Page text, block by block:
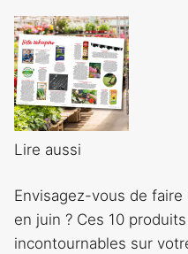
Lire aussi
Envisagez-vous de
en juin ? Ces 10
incontournables sur